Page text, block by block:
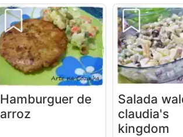
Hamburguer de
arroz
Salada
claudia's
kingdom